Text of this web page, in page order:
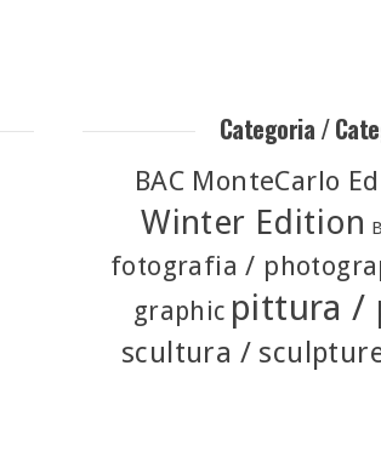
Categoria /
BAC MonteCarlo
Winter Edition
fotografia /
graphic pittura /
scultura /